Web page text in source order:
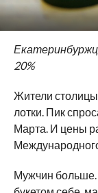
20%
Жители
лотки. Пик
Марта. И цены
Мужчин больше.